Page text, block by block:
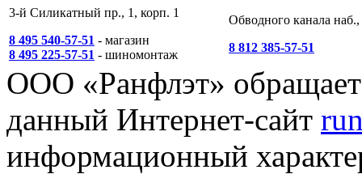
3-й Силикатный пр., 1, корп. 1
8 495 540-57-51 - магазин
8 495 225-57-51 - шиномонтаж
Обводного канала
8 812 385-57-51
ООО «Ранфлэт»
данный Интернет-сайт
информационный